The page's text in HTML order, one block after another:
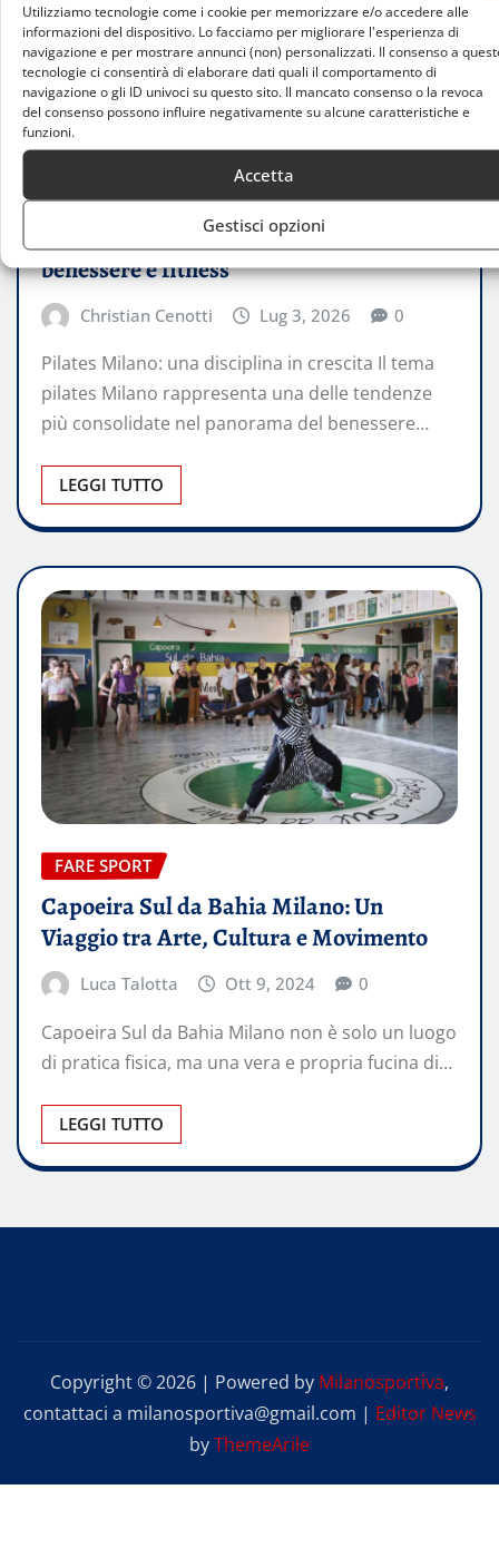
Utilizziamo tecnologie come i cookie per memorizzare e/o accedere alle
informazioni del dispositivo. Lo facciamo per migliorare l'esperienza di
navigazione e per mostrare annunci (non) personalizzati. Il consenso a
tecnologie ci consentirà di elaborare dati quali il comportamento di
navigazione o gli ID univoci su questo sito. Il mancato consenso o la revoca
del consenso possono influire negativamente su alcune caratteristiche e
funzioni.
Accetta
Gestisci opzioni
FARE SPORT
Pilates Milano: guida completa tra
benessere e fitness
Christian Cenotti Lug 3, 2026 0
Pilates Milano: una disciplina in crescita Il tema
pilates Milano rappresenta una delle tendenze
più consolidate nel panorama del benessere…
LEGGI TUTTO
FARE SPORT
Capoeira Sul da Bahia Milano: Un
Viaggio tra Arte, Cultura e Movimento
Luca Talotta Ott 9, 2024 0
Capoeira Sul da Bahia Milano non è solo un luogo
di pratica fisica, ma una vera e propria fucina di…
LEGGI TUTTO
Copyright © 2026 | Powered by Milanosportiva,
contattaci a milanosportiva@gmail.com | Editor News
byThemeArile